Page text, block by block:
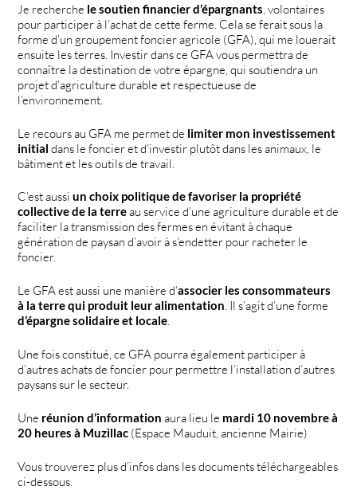
Je recherche le soutien financier d’épargnants, volontaires
pour participer à l’achat de cette ferme. Cela se ferait sous la
forme d’un groupement foncier agricole (GFA), qui me louerait
ensuite les terres. Investir dans ce GFA vous permettra de
connaître la destination de votre épargne, qui soutiendra un
projet d’agriculture durable et respectueuse de
l’environnement.
Le recours au GFA me permet de limiter mon investissement
initial dans le foncier et d’investir plutôt dans les animaux, le
bâtiment et les outils de travail.
C’est aussiun choix politique de favoriser la propriété
collective de la terreau service d’une agriculture durable et de
faciliter la transmission des fermes en évitant à chaque
génération de paysan d’avoir à s’endetter pour racheter le
foncier.
Le GFA est aussi une manière d’associer les consommateurs
à la terre qui produit leur alimentation. Il s’agit d’une forme
d’épargne solidaire et locale.
Une fois constitué, ce GFA pourra également participer à
d’autres achats de foncier pour permettre l’installation d’autres
paysans sur le secteur.
Une réunion d’information aura lieu le mardi 10 novembre à
20 heures à Muzillac (Espace Mauduit, ancienne Mairie)
Vous trouverez plus d’infos dans les documents téléchargeables
ci-dessous.